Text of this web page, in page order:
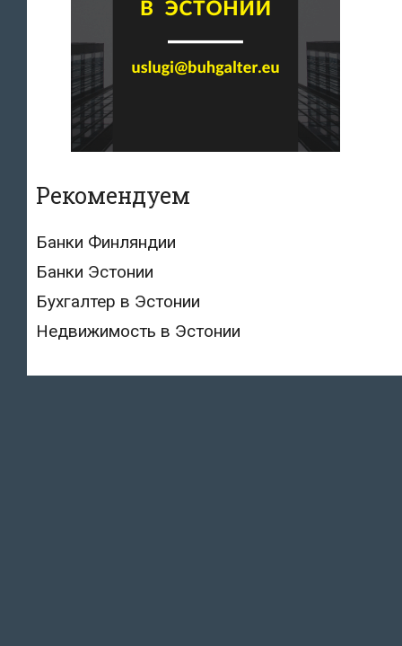
Рекомендуем
Банки Финляндии
Банки Эстонии
Бухгалтер в Эстонии
Недвижимость в Эстонии